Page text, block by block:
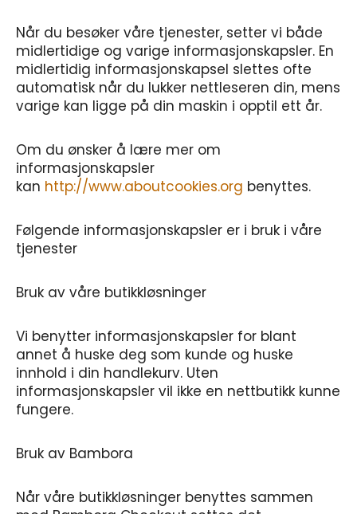
Når du besøker våre tjenester, setter vi både
midlertidige og varige informasjonskapsler. En
midlertidig informasjonskapsel slettes ofte
automatisk når du lukker nettleseren din, mens
varige kan ligge på din maskin i opptil ett år.
Om du ønsker å lære mer om
informasjonskapsler
kan http://www.aboutcookies.org benyttes.
Følgende informasjonskapsler er i bruk i våre
tjenester
Bruk av våre butikkløsninger
Vi benytter informasjonskapsler for blant
annet å huske deg som kunde og huske
innhold i din handlekurv. Uten
informasjonskapsler vil ikke en nettbutikk kunne
fungere.
Bruk av Bambora
Når våre butikkløsninger benyttes sammen